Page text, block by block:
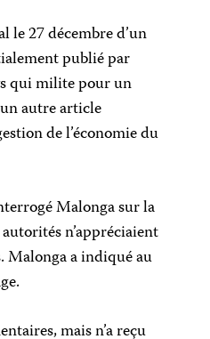
le 27 décembre d’un
publié par
qui milite pour un
autre article
de l’économie du
Malonga sur la
n’appréciaient
Malonga a indiqué au
mais n’a reçu